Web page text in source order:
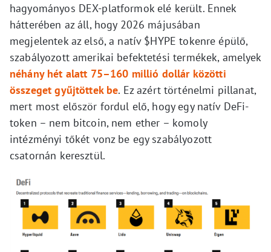
hagyományos DEX-platformok elé került. Ennek
hátterében az áll, hogy 2026 májusában
megjelentek az első, a natív $HYPE tokenre épülő,
szabályozott amerikai befektetési termékek, amelyek
néhány hét alatt 75–160 millió dollár közötti
összeget gyűjtöttek be. Ez azért történelmi pillanat,
mert most először fordul elő, hogy egy natív DeFi-
token – nem bitcoin, nem ether – komoly
intézményi tőkét vonz be egy szabályozott
csatornán keresztül.